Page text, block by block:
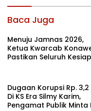
Baca Juga
Menuju Jamnas 2026,
Ketua Kwarcab
Pastikan Seluruh
Dugaan Korupsi Rp. 3,2
Di KS Era Silmy Karim,
Pengamat Publik Minta